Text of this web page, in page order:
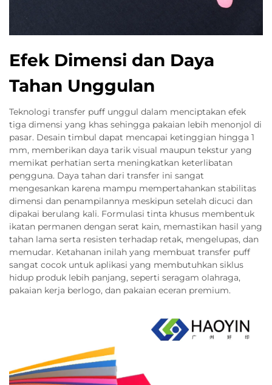
Efek Dimensi dan Daya
Tahan Unggulan
Teknologi transfer puff unggul dalam menciptakan efek
tiga dimensi yang khas sehingga pakaian lebih menonjol di
pasar. Desain timbul dapat mencapai ketinggian hingga 1
mm, memberikan daya tarik visual maupun tekstur yang
memikat perhatian serta meningkatkan keterlibatan
pengguna. Daya tahan dari transfer ini sangat
mengesankan karena mampu mempertahankan stabilitas
dimensi dan penampilannya meskipun setelah dicuci dan
dipakai berulang kali. Formulasi tinta khusus membentuk
ikatan permanen dengan serat kain, memastikan hasil yang
tahan lama serta resisten terhadap retak, mengelupas, dan
memudar. Ketahanan inilah yang membuat transfer puff
sangat cocok untuk aplikasi yang membutuhkan siklus
hidup produk lebih panjang, seperti seragam olahraga,
pakaian kerja berlogo, dan pakaian eceran premium.